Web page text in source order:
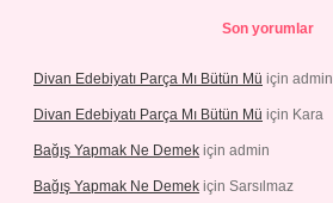
Son yorumlar
Divan Edebiyatı Parça Mı Bütün Mü için admin
Divan Edebiyatı Parça Mı Bütün Mü için Kara
Bağış Yapmak Ne Demek için admin
Bağış Yapmak Ne Demek için Sarsılmaz